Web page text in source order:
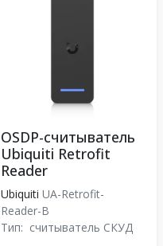
OSDP-считыватель
Ubiquiti Retrofit
Reader
Ubiquiti UA-Retrofit-
Reader-B
Тип: считыватель СКУД